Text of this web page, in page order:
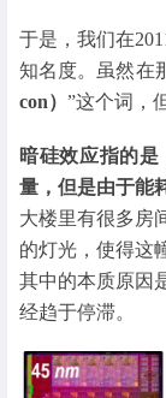
于是，我们在
知名度。虽然在
con） ”这个词，
暗硅效应指的
量，但是由于能
大楼里有很多房
的灯光，使得这
其中的本质原因
经趋于停滞。